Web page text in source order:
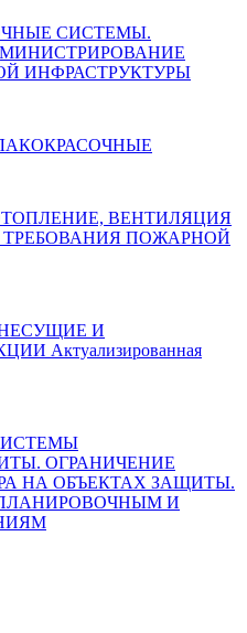
СИСТЕМЫ.
ИНФРАСТРУКТУРЫ
ОТОПЛЕНИЕ, ВЕНТИЛЯЦИЯ
ПОЖАРНОЙ
НЕСУЩИЕ И
Актуализированная
СИСТЕМЫ
ОГРАНИЧЕНИЕ
НА ОБЪЕКТАХ ЗАЩИТЫ.
И